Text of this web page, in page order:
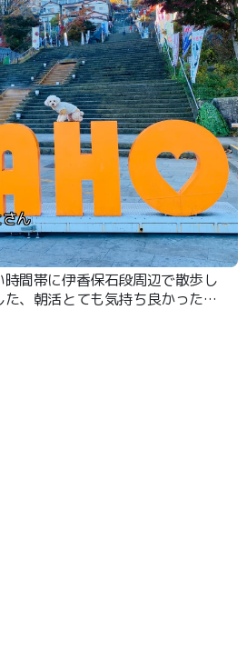
ん
間帯に伊香保石段周辺で散歩し
、朝活とても気持ち良かったで